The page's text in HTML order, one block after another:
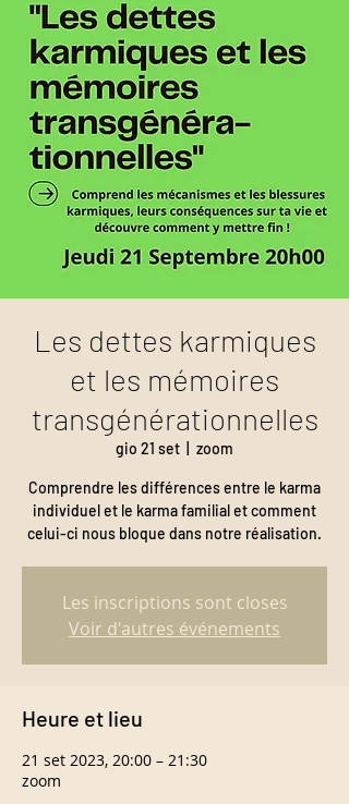
Les dettes karmiques
et les mémoires
transgénérationnelles
gio 21 set zoom
Comprendre les différences entre le karma
individuel et le karma familial et comment
celui-ci nous bloque dans notre réalisation.
Les inscriptions sont closes
Voir d'autres événements
Heure et lieu
21 set 2023, 20:00 – 21:30
zoom